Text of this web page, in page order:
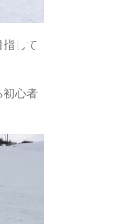
指して
初心者